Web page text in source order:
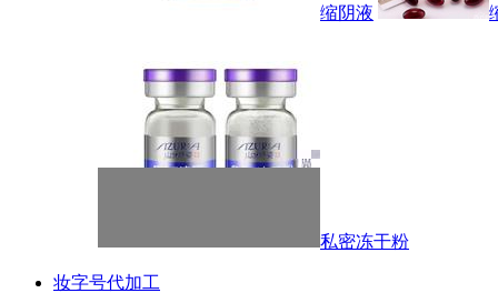
缩阴液
私密冻干粉
妆字号代加工